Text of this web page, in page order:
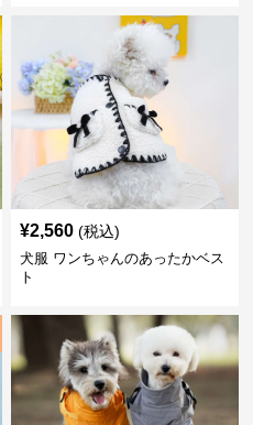
¥2,560 (税込)
犬服 ワンちゃんのあったかベス
ト